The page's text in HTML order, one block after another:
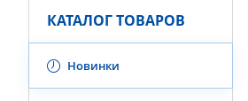
КАТАЛОГ ТОВАРОВ
Новинки